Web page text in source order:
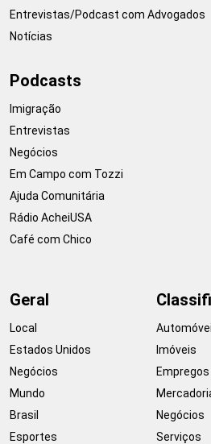
Entrevistas/Podcast com Advogados
Notícias
Podcasts
Imigração
Entrevistas
Negócios
Em Campo com Tozzi
Ajuda Comunitária
Rádio AcheiUSA
Café com Chico
Geral
Local
Estados Unidos
Negócios
Mundo
Brasil
Esportes
Imóveis
Empregos
Negócios
Serviços